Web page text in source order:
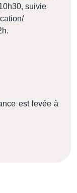
suivie
est levée à
13 Avril 2018
Municipal du 24